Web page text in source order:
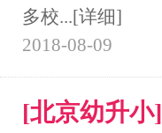
多校...[详细]
2018-08-09
[北京幼升小]